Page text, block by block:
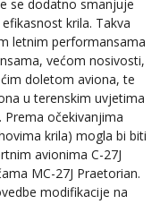
se dodatno smanjuje
krila. Takva
letnim performansama
većom nosivosti,
doletom aviona, te
u terenskim uvjetima
Prema očekivanjima
krila) mogla bi biti
avionima C-27J
MC-27J Praetorian.
modifikacije na